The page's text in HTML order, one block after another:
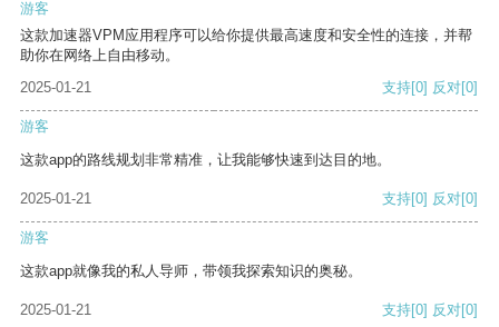
游客
这款加速器VPM应用程序可以给你提供最高速度和安全性的连接，并帮
助你在网络上自由移动。
2025-01-21
支持[0] 反对[0]
游客
这款app的路线规划非常精准，让我能够快速到达目的地。
2025-01-21 支持[0] 反对[0]
游客
这款app就像我的私人导师，带领我探索知识的奥秘。
2025-01-21 支持[0] 反对[0]